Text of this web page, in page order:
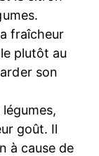
fraîcheur
plutôt au
son
goût. Il
à cause de